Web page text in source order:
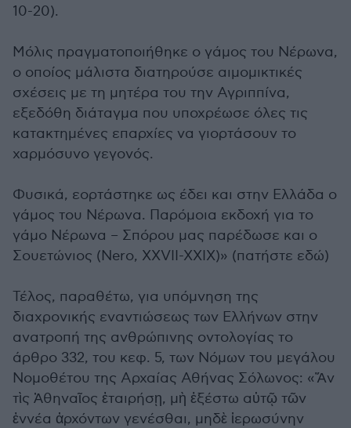
10-20).
Μόλις πραγματοποιήθηκε ο γάμος του Νέρωνα,
ο οποίος μάλιστα διατηρούσε αιμομικτικές
σχέσεις με τη μητέρα του την Αγριππίνα,
εξεδόθη διάταγμα που υποχρέωσε όλες τις
κατακτημένες επαρχίες να γιορτάσουν το
χαρμόσυνο γεγονός.
Φυσικά, εορτάστηκε ως έδει και στην Ελλάδα ο
γάμος του Νέρωνα. Παρόμοια εκδοχή για το
γάμο Νέρωνα – Σπόρου μας παρέδωσε και ο
Σουετώνιος (Nero, XXVII-XXIX)» (πατήστε εδώ)
Τέλος, παραθέτω, για υπόμνηση της
διαχρονικής εναντιώσεως των Ελλήνων στην
ανατροπή της ανθρώπινης οντολογίας το
άρθρο 332, του κεφ. 5, των Νόμων του μεγάλου
Νομοθέτου της Αρχαίας Αθήνας Σόλωνος: «Ἄν
τὶς Ἀθηναῖος ἐταιρήσῃ, μὴ ἐξέστω αὐτῷ τῶν
ἐννέα ἀρχόντων γενέσθαι, μηδὲ ἱερωσύνην